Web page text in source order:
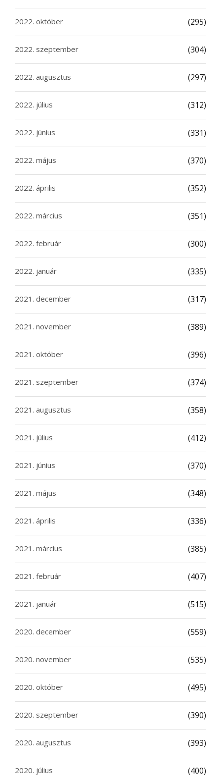
2022. október (295)
2022. szeptember (304)
2022. augusztus (297)
2022. július (312)
2022. június (331)
2022. május (370)
2022. április (352)
2022. március (351)
2022. február (300)
2022. január (335)
2021. december (317)
2021. november (389)
2021. október (396)
2021. szeptember (374)
2021. augusztus (358)
2021. július (412)
2021. június (370)
2021. május (348)
2021. április (336)
2021. március (385)
2021. február (407)
2021. január (515)
2020. december (559)
2020. november (535)
2020. október (495)
2020. szeptember (390)
2020. augusztus (393)
2020. július (400)